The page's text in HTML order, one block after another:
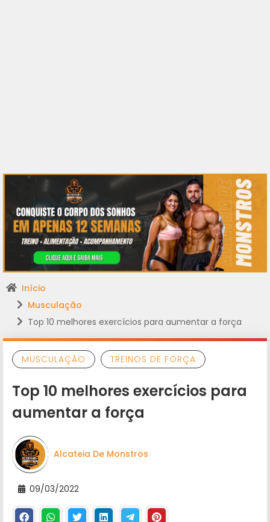
Início
Musculação
Top 10 melhores exercícios para aumentar a força
MUSCULAÇÃO TREINOS DE FORÇA
Top 10 melhores exercícios para
aumentar a força
Alcateia De Monstros
09/03/2022